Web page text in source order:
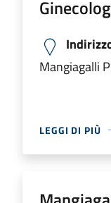
Mangiagalli
LEGGI DI PIÙ